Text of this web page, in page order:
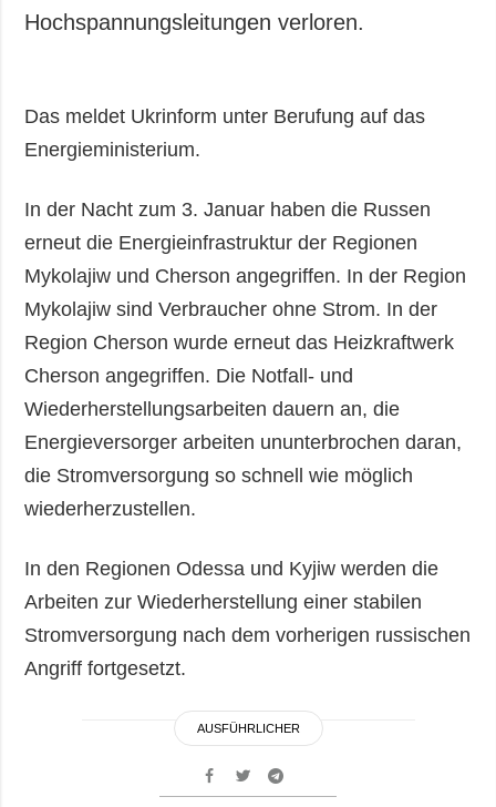
Hochspannungsleitungen verloren.
Das meldet Ukrinform unter Berufung auf das
Energieministerium.
In der Nacht zum 3. Januar haben die Russen
erneut die Energieinfrastruktur der Regionen
Mykolajiw und Cherson angegriffen. In der Region
Mykolajiw sind Verbraucher ohne Strom. In der
Region Cherson wurde erneut das Heizkraftwerk
Cherson angegriffen. Die Notfall- und
Wiederherstellungsarbeiten dauern an, die
Energieversorger arbeiten ununterbrochen daran,
die Stromversorgung so schnell wie möglich
wiederherzustellen.
In den Regionen Odessa und Kyjiw werden die
Arbeiten zur Wiederherstellung einer stabilen
Stromversorgung nach dem vorherigen russischen
Angriff fortgesetzt.
AUSFÜHRLICHER